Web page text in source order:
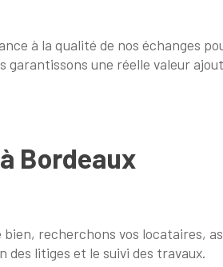
à la qualité de nos échanges
une réelle valeur
Bordeaux
recherchons vos locataires,
litiges et le suivi des travaux.